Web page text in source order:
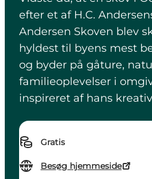
efter et af H.C.
Andersen Skoven blev
hyldest til byens mest
og byder på gåture,
familieoplevelser i
inspireret af hans
Gratis
Besøg hjemmeside